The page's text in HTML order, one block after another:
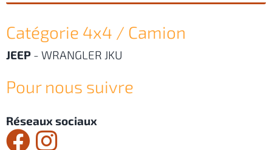
Catégorie 4x4 / Camion
JEEP - WRANGLER JKU
Pour nous suivre
Réseaux sociaux